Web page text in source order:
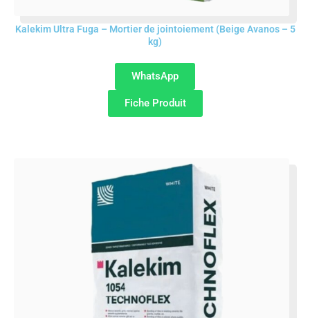
Kalekim Ultra Fuga – Mortier de jointoiement (Beige Avanos – 5
kg)
WhatsApp
Fiche Produit